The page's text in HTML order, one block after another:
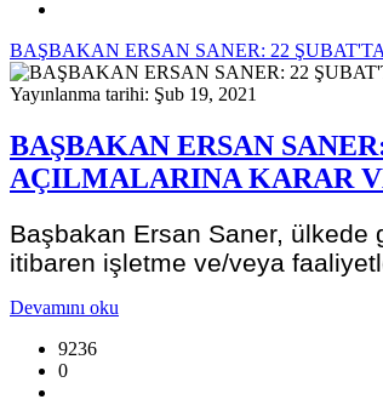
BAŞBAKAN ERSAN SANER: 22
Yayınlanma tarihi: Şub 19, 2021
BAŞBAKAN ERSAN
AÇILMALARINA KARAR
Başbakan Ersan Saner, ülkede
itibaren işletme ve/veya
Devamını oku
9236
0